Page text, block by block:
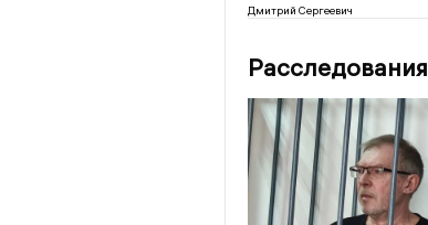
Дмитрий Сергеевич
Расследования